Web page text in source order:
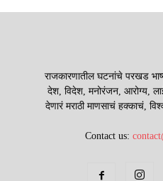
राजकारणातील घटनांचे परखड
देश, विदेश, मनोरंजन, आरोग्य,
देणारं मराठी माणसाचं हक्काचं,
Contact us: